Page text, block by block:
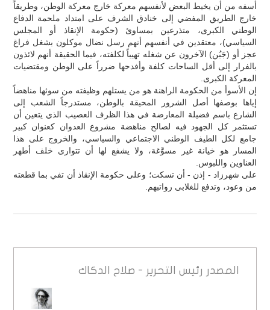
أسفه من أن يخيط البعض لأنفسهم معركة خارج معركة الوطن، وطريقاً
خارج الطريق المفضي إلى خنادق الشرف على امتداد ملحمة الدفاع
الوطني الكبرى، متذرعين بمساوئ (حكومة الإنقاذ أو المجلس
السياسي)، معتقدين في أنفسهم أنهم رسل نضال موكلون بشغل فراغ
عجز أو (جَبُن) الآخرون عن شغله تهيباً لكلفته، فيما الحقيقة أنهم لائذون
بالفرار إلى أقل الساحات كلفة وأفدحها ضرراً على الوطن ومقتضيات
المعركة الكبرى.
إن الأسوأ من الحكومة الراهنة هو من يستلهم وظيفته من سوئها مناهضاً
إياها بوصفها أصل الشرور المحيقة بالوطن، مستدرجاً الشعب إلى
الشارع باسم فضيلة المعارضة في هذا الظرف العصيب الذي يتعين أن
تستثمر كل الجهود فيه لصالح مناهضة مشروع العدوان كعنوان كبير
جامع لكل الطيف الوطني الاجتماعي والسياسي، والخروج على هذا
المسار هو خيانة غير مسوَّغة، ولا يشفع لها أن تتوارى خلف أطهر
العناوين واللبوس.
على شهرزاد - إذن - أن تسكت؛ وعلى حكومة الإنقاذ أن تفي بما قطعته
من وعود، وتدفع للغلابى رواتبهم.
المصدر رئيس التحرير - صلاح الدكاك